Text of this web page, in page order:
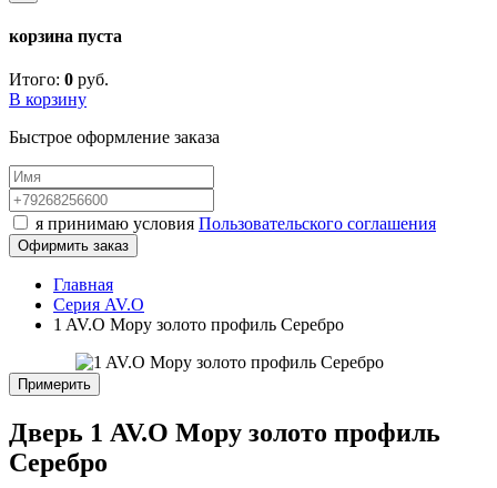
корзина пуста
Итого: 0 руб.
В корзину
Быстрое оформление заказа
я принимаю условия Пользовательского соглашения
Офирмить заказ
Главная
Серия AV.O
1 AV.O Мору золото профиль Серебро
Примерить
Дверь 1 AV.O Мору золото профиль
Серебро